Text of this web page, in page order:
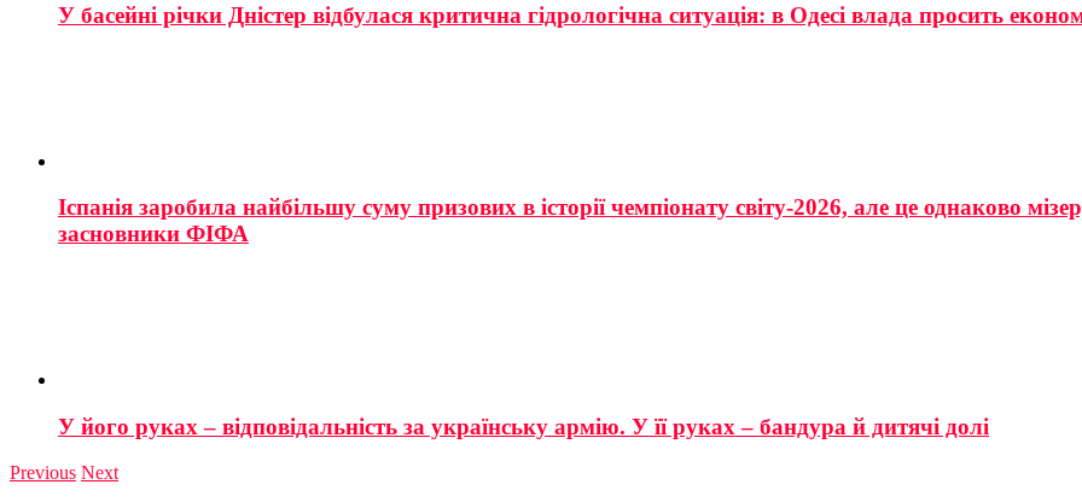
У басейні річки Дністер відбулася критична гідрологічна ситуація: в Одесі влада просить
Іспанія заробила найбільшу суму призових в історії чемпіонату світу-2026, але це однаково
засновники ФІФА
У його руках – відповідальність за українську армію. У її руках – бандура й дитячі долі
Previous Next